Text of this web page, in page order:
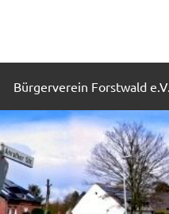
Bürgerverein Forstwald e.V.